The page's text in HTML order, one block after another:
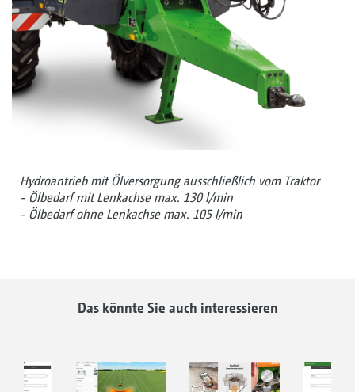
Hydroantrieb mit Ölversorgung ausschließlich vom Traktor
- Ölbedarf mit Lenkachse max. 130 l/min
- Ölbedarf ohne Lenkachse max. 105 l/min
Das könnte Sie auch interessieren